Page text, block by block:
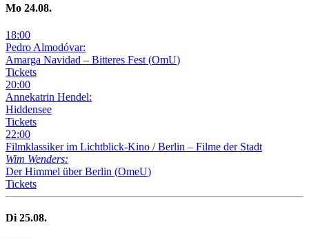
Mo 24.08.
18:00
Pedro Almodóvar:
Amarga Navidad – Bitteres Fest (OmU)
Tickets
20:00
Annekatrin Hendel:
Hiddensee
Tickets
22:00
Filmklassiker im Lichtblick-Kino /Berlin – Filme der Stadt
Wim Wenders:
Der Himmel über Berlin (OmeU)
Tickets
Di 25.08.